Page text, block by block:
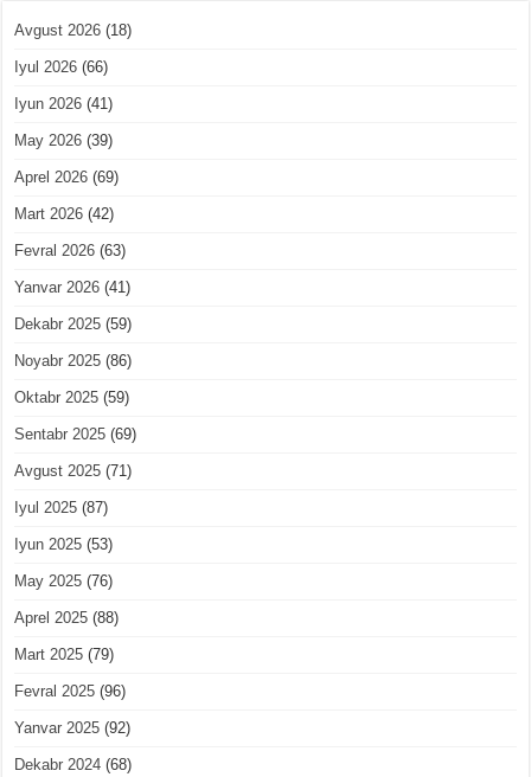
Avgust 2026 (18)
Iyul 2026 (66)
Iyun 2026 (41)
May 2026 (39)
Aprel 2026 (69)
Mart 2026 (42)
Fevral 2026 (63)
Yanvar 2026 (41)
Dekabr 2025 (59)
Noyabr 2025 (86)
Oktabr 2025 (59)
Sentabr 2025 (69)
Avgust 2025 (71)
Iyul 2025 (87)
Iyun 2025 (53)
May 2025 (76)
Aprel 2025 (88)
Mart 2025 (79)
Fevral 2025 (96)
Yanvar 2025 (92)
Dekabr 2024 (68)